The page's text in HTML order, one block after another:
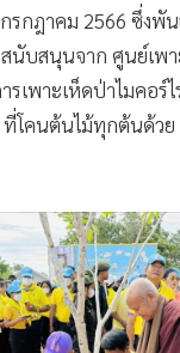
รกฎาคม 2566 ซึ่งพั
นับสนุนจาก ศูนย์เพา
รเพาะเห็ดป่าไมคอร์
ที่โคนต้นไม้ทุกต้นด้วย